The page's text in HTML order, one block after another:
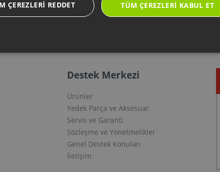
yoksa ürününüzü evinizden
servis olmak için başvuru
Destek Merkezi
Ürünler
Yedek Parça ve Aksesuar
Servis ve Garanti
Sözleşme ve Yönetmelikler
Genel Destek Konuları
İletişim
TÜM ÇEREZLERI KABUL ET
ÇEREZLERI REDDET